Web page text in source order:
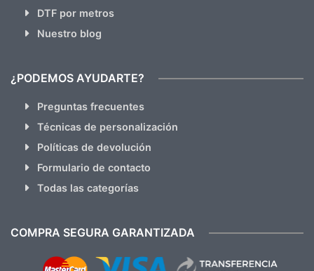
DTF por metros
Nuestro blog
¿PODEMOS AYUDARTE?
Preguntas frecuentes
Técnicas de personalización
Políticas de devolución
Formulario de contacto
Todas las categorías
COMPRA SEGURA GARANTIZADA